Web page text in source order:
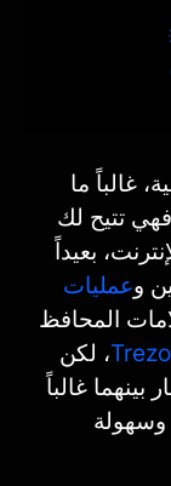
غالباً ما
فهي تتيح لك
بعيداً
وعمليات
المحافظ
، لكن
غالباً
وسهولة